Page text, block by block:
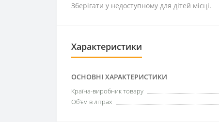
Зберігати у недоступному для дітей місці.
Характеристики
ОСНОВНІ ХАРАКТЕРИСТИКИ
Країна-виробник товару
Об'єм в літрах